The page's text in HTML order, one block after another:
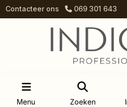
Contacteer ons 069 301 643
Menu Zoeken